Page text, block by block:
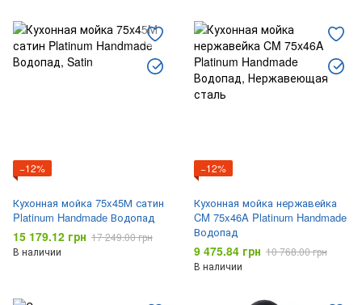
−12%
Кухонная мойка 75x45М сатин
Platinum Handmade Водопад
15 179.12 грн 17 249.00 грн
В наличии
−12%
Кухонная мойка нержавейка
CM 75x46A Platinum Handmade
Водопад
9 475.84 грн 10 768.00 грн
В наличии